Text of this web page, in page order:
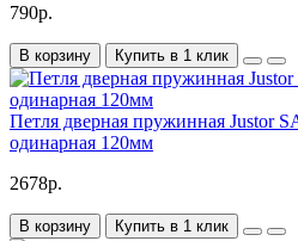
790р.
В корзину Купить в 1 клик
Петля дверная пружинная Justor
одинарная 120мм
2678р.
В корзину Купить в 1 клик